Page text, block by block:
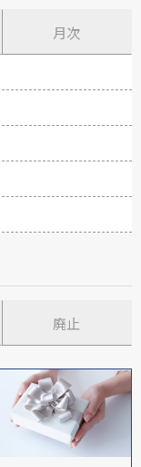
月次
廃止